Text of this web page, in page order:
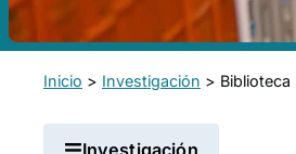
Inicio > Investigación > Biblioteca